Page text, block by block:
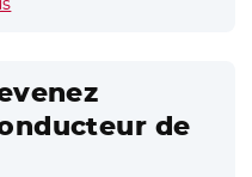
de